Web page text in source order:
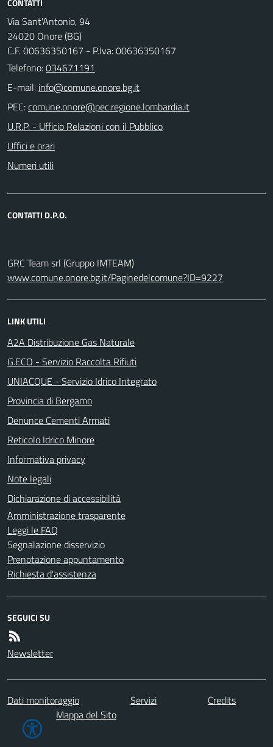
CONTATTI
Via Sant'Antonio, 94
24020 Onore (BG)
C.F. 00636350167 - P.Iva: 00636350167
Telefono:034671191
E-mail:
PEC:
U.R.P. - Ufficio Relazioni con il Pubblico
Uffici e orari
Numeri utili
CONTATTI D.P.O.
GRC Team srl (Gruppo IMTEAM)
www.comune.onore.bg.it/Paginedelcomune?ID=9227
LINK UTILI
A2A Distribuzione Gas Naturale
G.ECO - Servizio Raccolta Rifiuti
UNIACQUE - Servizio Idrico Integrato
Provincia di Bergamo
Denunce Cementi Armati
Reticolo Idrico Minore
Informativa privacy
Note legali
Dichiarazione di accessibilità
Amministrazione trasparente
Leggi le FAQ
Segnalazione disservizio
Prenotazione appuntamento
Richiesta d'assistenza
SEGUICI SU
Newsletter
Dati monitoraggio Servizi
Credits
Mappa del Sito